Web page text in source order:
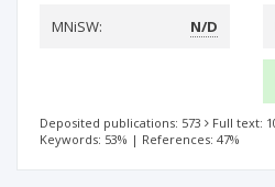
MNiSW:
N/D
Deposited publications: 573 Full text:
Keywords: 53% | References: 47%